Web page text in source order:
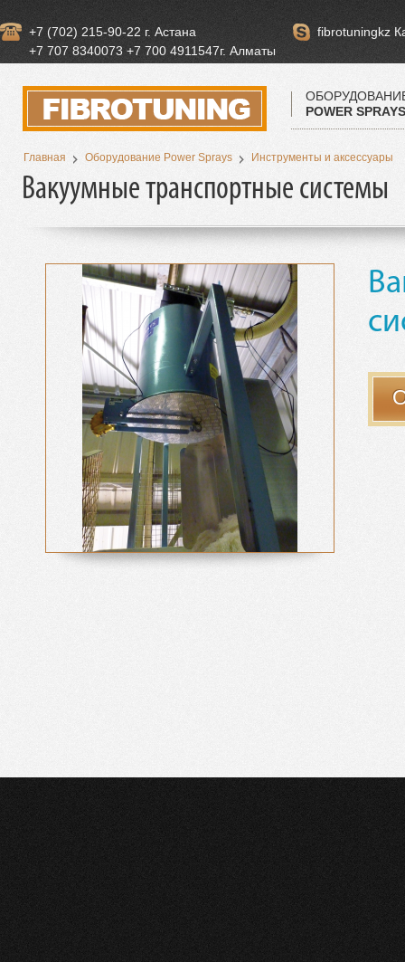
+7 (702) 215-90-22 г. Астана
+7 707 8340073 +7 700 4911547г. Алматы
fibrotuningkz
POWER SPRAYS
Главная Оборудование Power Sprays Инструменты и аксессуары
Вакуумные транспортные системы